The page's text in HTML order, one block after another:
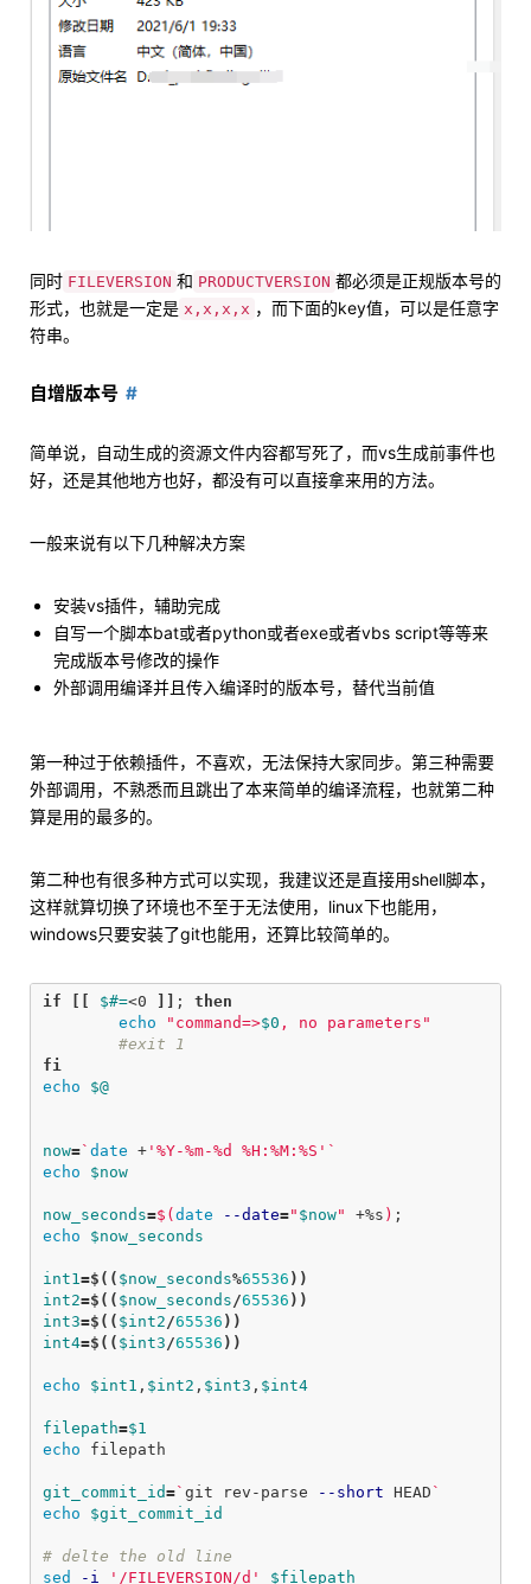
同时 FILEVERSION 和 PRODUCTVERSION 都必须是正规版本号的
形式，也就是一定是 x,x,x,x ，而下面的key值，可以是任意字
符串。
自增版本号
简单说，自动生成的资源文件内容都写死了，而vs生成前事件也
好，还是其他地方也好，都没有可以直接拿来用的方法。
一般来说有以下几种解决方案
安装vs插件，辅助完成
自写一个脚本bat或者python或者exe或者vbs script等等来
完成版本号修改的操作
外部调用编译并且传入编译时的版本号，替代当前值
第一种过于依赖插件，不喜欢，无法保持大家同步。第三种需要
外部调用，不熟悉而且跳出了本来简单的编译流程，也就第二种
算是用的最多的。
第二种也有很多种方式可以实现，我建议还是直接用shell脚本，
这样就算切换了环境也不至于无法使用，linux下也能用，
windows只要安装了git也能用，还算比较简单的。
if $#=<0 ;
then
echo
"command=>$0 , no parameters"
#exit 1
echo
$@
now=` date + '%Y-%m-%d %H:%M:%S' `
echo
$now
now_seconds=$( date --date=" $now" +%s ) ;
echo
$now_seconds
int1=$(( $now_seconds%65536 ))
int2=$(( $now_seconds/65536 ))
int3=$(( $int2/65536 ))
int4=$(( $int3/65536 ))
echo $int1 , $int2 , $int3 , $int4
filepath=$1
echo filepath
git_commit_id=` git rev-parse --short HEAD `
echo
$git_commit_id
# delte the old line
sed
-i '/FILEVERSION/d'
$filepath